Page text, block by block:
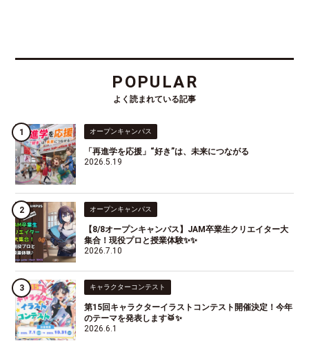
POPULAR
よく読まれている記事
オープンキャンパス
「再進学を応援」“好き”は、未来につながる
2026.5.19
オープンキャンパス
【8/8オープンキャンパス】JAM卒業生クリエイター大
集合！現役プロと授業体験✨✨
2026.7.10
キャラクターコンテスト
第15回キャラクターイラストコンテスト開催決定！今年
のテーマを発表します🥁✨
2026.6.1